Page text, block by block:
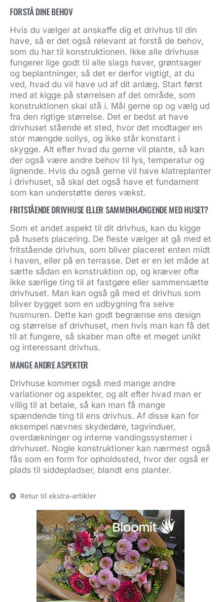
FORSTÅ DINE BEHOV
Hvis du vælger at anskaffe dig et drivhus til din
have, så er det også relevant at forstå de behov,
som du har til konstruktionen. Ikke alle drivhuse
fungerer lige godt til alle slags haver, grøntsager
og beplantninger, så det er derfor vigtigt, at du
ved, hvad du vil have ud af dit anlæg. Start først
med at kigge på størrelsen af det område, som
konstruktionen skal stå i. Mål gerne op og vælg ud
fra den rigtige størrelse. Det er bedst at have
drivhuset stående et sted, hvor det modtager en
stor mængde sollys, og ikke står konstant i
skygge. Alt efter hvad du gerne vil plante, så kan
der også være andre behov til lys, temperatur og
lignende. Hvis du også gerne vil have klatreplanter
i drivhuset, så skal det også have et fundament
som kan understøtte deres vækst.
FRITSTÅENDE DRIVHUSE ELLER SAMMENHÆNGENDE MED HUSET?
Som et andet aspekt til dit drivhus, kan du kigge
på husets placering. De fleste vælger at gå med et
fritstående drivhus, som bliver placeret enten midt
i haven, eller på en terrasse. Det er en let måde at
sætte sådan en konstruktion op, og kræver ofte
ikke særlige ting til at fastgøre eller sammensætte
drivhuset. Man kan også gå med et drivhus som
bliver bygget som en udbygning fra selve
husmuren. Dette kan godt begrænse ens design
og størrelse af drivhuset, men hvis man kan få det
til at fungere, så skaber man ofte et meget unikt
og interessant drivhus.
MANGE ANDRE ASPEKTER
Drivhuse kommer også med mange andre
variationer og aspekter, og alt efter hvad man er
villig til at betale, så kan man få mange
spændende ting til ens drivhus. Af disse kan for
eksempel nævnes skydedøre, tagvinduer,
overdækninger og interne vandingssystemer i
drivhuset. Nogle konstruktioner kan nærmest også
fås som en form for opholdssted, hvor der også er
plads til siddepladser, blandt ens planter.
Retur til ekstra-artikler